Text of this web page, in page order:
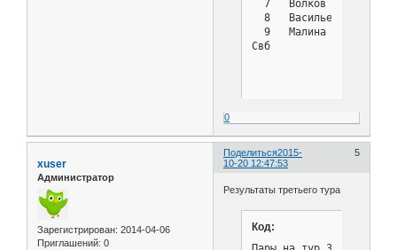
7   Волков Кирилл
8   Васильев Илья
9   Малина Софья
Свб            : 8
0
Поделиться 5
2015-
10-20 12:47:53
xuser
Администратор
Зарегистрирован: 2014-04-06
Приглашений: 0
Результаты третьего тура
Код: